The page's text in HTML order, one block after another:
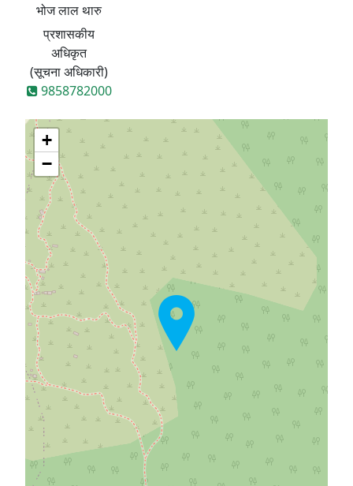
भोज लाल थारु
प्रशासकीय
अधिकृत
(सूचना अधिकारी)
9858782000
+
−